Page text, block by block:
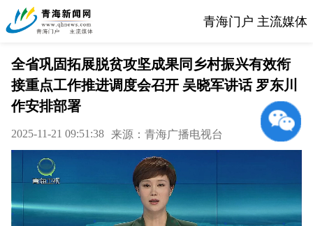
青海门户 主流媒体
全省巩固拓展脱贫攻坚成果同乡村振兴有效衔
接重点工作推进调度会召开 吴晓军讲话 罗东川
作安排部署
2025-11-21 09:51:38 来源：青海广播电视台